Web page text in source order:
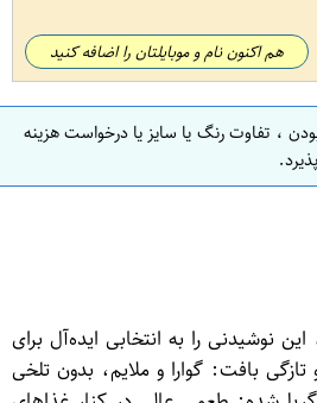
هم اکنون نام و موبایلتان را اضافه کنید
، تفاوت رنگ یا سایز یا درخواست هزینه
نوشیدنی را به انتخابی ایده‌آل برای
و لیمو، با طراوت و تازگی بافت: گوارا و ملایم، بدون تلخی